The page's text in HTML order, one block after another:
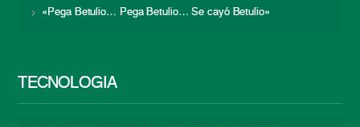
«Pega Betulio… Pega Betulio… Se cayó Betulio»
TECNOLOGÍA